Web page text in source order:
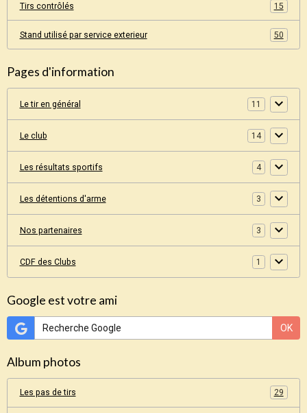
Tirs contrôlés 15
Stand utilisé par service exterieur 50
Pages d'information
Le tir en général 11
Le club 14
Les résultats sportifs 4
Les détentions d'arme 3
Nos partenaires 3
CDF des Clubs 1
Google est votre ami
OK
Album photos
Les pas de tirs 29